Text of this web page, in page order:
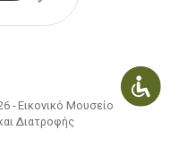
- Εικονικό Μουσείο
Διατροφής